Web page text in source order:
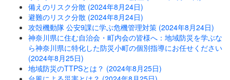
備えのリスク分散 (2024年8月24日)
避難のリスク分散 (2024年8月24日)
攻殻機動隊 公安9課に学ぶ危機管理対策 (2024年8月24日)
神奈川県に住む自治会・町内会の皆様へ：地域防災を学ぶな
ら神奈川県に特化した防災小町の個別指導にお任せください
(2024年8月25日)
地域防災のTTPSとは？ (2024年8月25日)